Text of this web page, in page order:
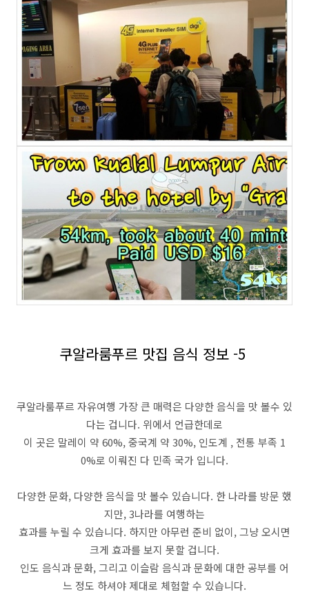
쿠알라룸푸르 맛집 음식 정보 -5
쿠알라룸푸르 자유여행 가장 큰 매력은 다양한 음식을 맛 볼수 있
다는 겁니다. 위에서 언급한데로
이 곳은 말레이 약 60%, 중국계 약 30%, 인도계 , 전통 부족 1
0%로 이뤄진 다 민족 국가 입니다.
다양한 문화, 다양한 음식을 맛 볼수 있습니다. 한 나라를 방문 했
지만, 3나라를 여행하는
효과를 누릴 수 있습니다. 하지만 아무런 준비 없이, 그냥 오시면
크게 효과를 보지 못할 겁니다.
인도 음식과 문화, 그리고 이슬람 음식과 문화에 대한 공부를 어
느 정도 하셔야 제대로 체험할 수 있습니다.